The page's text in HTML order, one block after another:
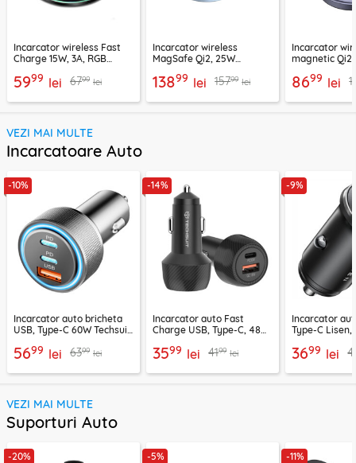
Incarcator wireless Fast
Charge 15W, 3A, RGB
CHWR031
5999 lei 6799 lei
Incarcator wireless
MagSafe Qi2, 25W
13899 lei 15799 lei
Incarcator
magnetic Qi2
8699 lei
VEZI MAI MULTE
Incarcatoare Auto
-10%
Incarcator auto bricheta
USB, Type-C 60W Techsuit
5699 lei 6399 lei
-14%
Incarcator auto Fast
Charge USB, Type-C, 48W
3599 lei 4199 lei
-9%
Incarcator
Type-C Lisen,
3699 lei
VEZI MAI MULTE
Suporturi Auto
-20% -5% -11%